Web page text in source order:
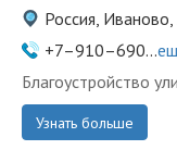
Россия,
+7–910–690...
Благоустройство
Узнать больше